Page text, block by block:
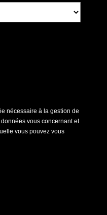
nécessaire à la gestion de
vous concernant et
vous pouvez vous